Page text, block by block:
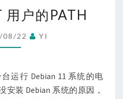
改
ROOT
用
的
PATH
用户的PATH
08/22 YI
运行 Debian 11 系统的电
装 Debian 系统的原因，